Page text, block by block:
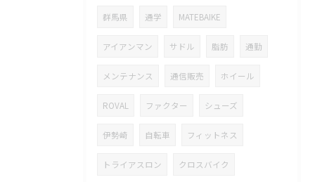
群馬県 通学 MATEBAIKE
アイアンマン サドル 脂肪 通勤
メンテナンス 通信販売 ホイール
ROVAL ファクター シューズ
伊勢崎 自転車 フィットネス
トライアスロン クロスバイク